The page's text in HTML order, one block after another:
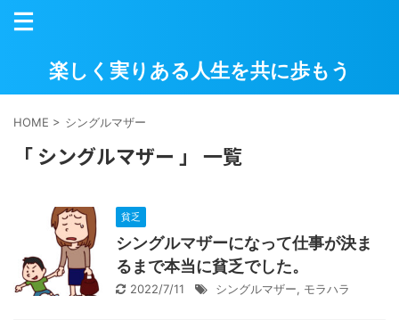
楽しく実りある人生を共に歩もう
HOME > シングルマザー
「 シングルマザー 」 一覧
貧乏
シングルマザーになって仕事が決ま
るまで本当に貧乏でした。
2022/7/11 シングルマザー, モラハラ